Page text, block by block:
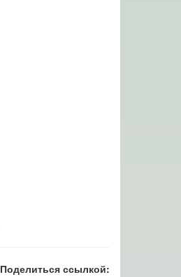
Поделиться ссылкой: